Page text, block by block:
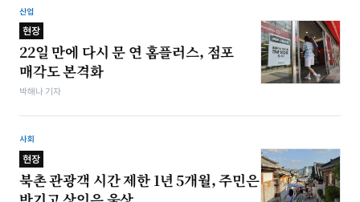
산업
현장
22일 만에 다시 문 연 홈플러스, 점포
매각도 본격화
박해나 기자
사회
현장
북촌 관광객 시간 제한 1년 5개월, 주민은